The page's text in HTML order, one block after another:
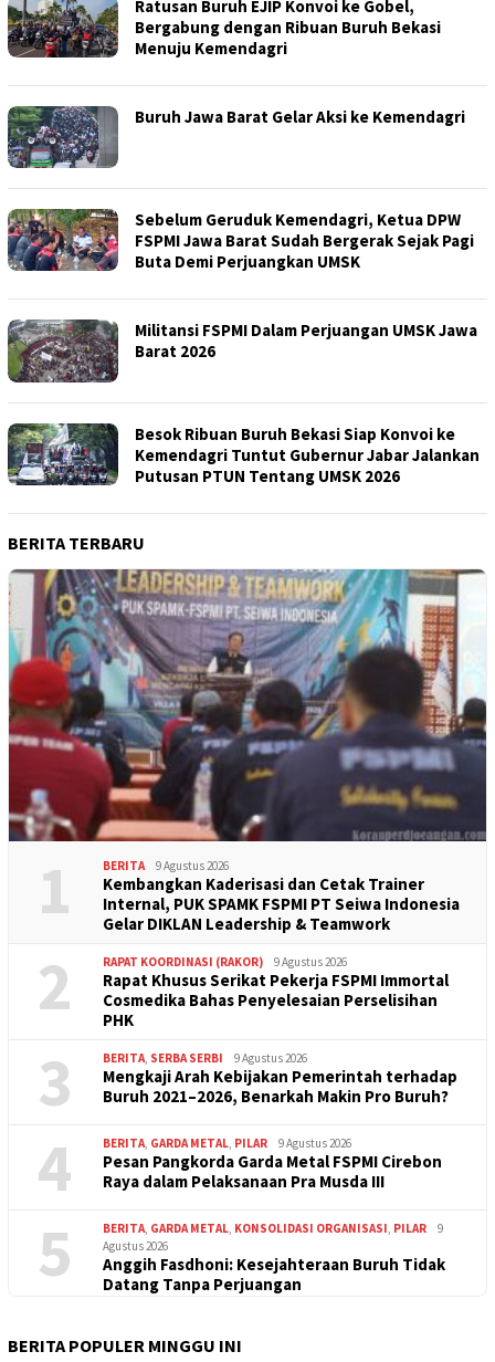
Ratusan Buruh EJIP Konvoi ke Gobel,
Bergabung dengan Ribuan Buruh Bekasi
Menuju Kemendagri
Buruh Jawa Barat Gelar Aksi ke Kemendagri
Sebelum Geruduk Kemendagri, Ketua DPW
FSPMI Jawa Barat Sudah Bergerak Sejak Pagi
Buta Demi Perjuangkan UMSK
Militansi FSPMI Dalam Perjuangan UMSK Jawa
Barat 2026
Besok Ribuan Buruh Bekasi Siap Konvoi ke
Kemendagri Tuntut Gubernur Jabar Jalankan
Putusan PTUN Tentang UMSK 2026
BERITA TERBARU
1 BERITA 9 Agustus 2026
Kembangkan Kaderisasi dan Cetak Trainer
Internal, PUK SPAMK FSPMI PT Seiwa Indonesia
Gelar DIKLAN Leadership & Teamwork
2 RAPAT KOORDINASI (RAKOR) 9 Agustus 2026
Rapat Khusus Serikat Pekerja FSPMI Immortal
Cosmedika Bahas Penyelesaian Perselisihan
PHK
3 BERITA, SERBA SERBI 9 Agustus 2026
Mengkaji Arah Kebijakan Pemerintah terhadap
Buruh 2021–2026, Benarkah Makin Pro Buruh?
4 BERITA, GARDA METAL, PILAR 9 Agustus 2026
Pesan Pangkorda Garda Metal FSPMI Cirebon
Raya dalam Pelaksanaan Pra Musda III
5 BERITA, GARDA METAL, KONSOLIDASI ORGANISASI, PILAR
9
Agustus 2026
Anggih Fasdhoni: Kesejahteraan Buruh Tidak
Datang Tanpa Perjuangan
BERITA POPULER MINGGU INI